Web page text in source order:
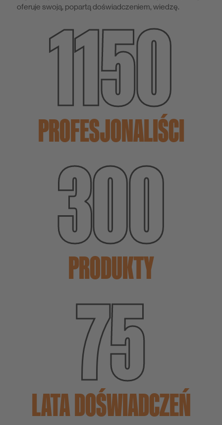
oferuje swoją, popartą doświadczeniem, wiedzę.
1150
PROFESJONALIŚCI
300
PRODUKTY
75
LATA DOŚWIADCZEŃ